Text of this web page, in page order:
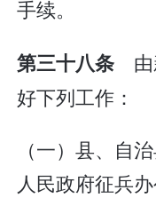
手续。
第三十八条 由
好下列工作：
（一）县、自
人民政府征兵